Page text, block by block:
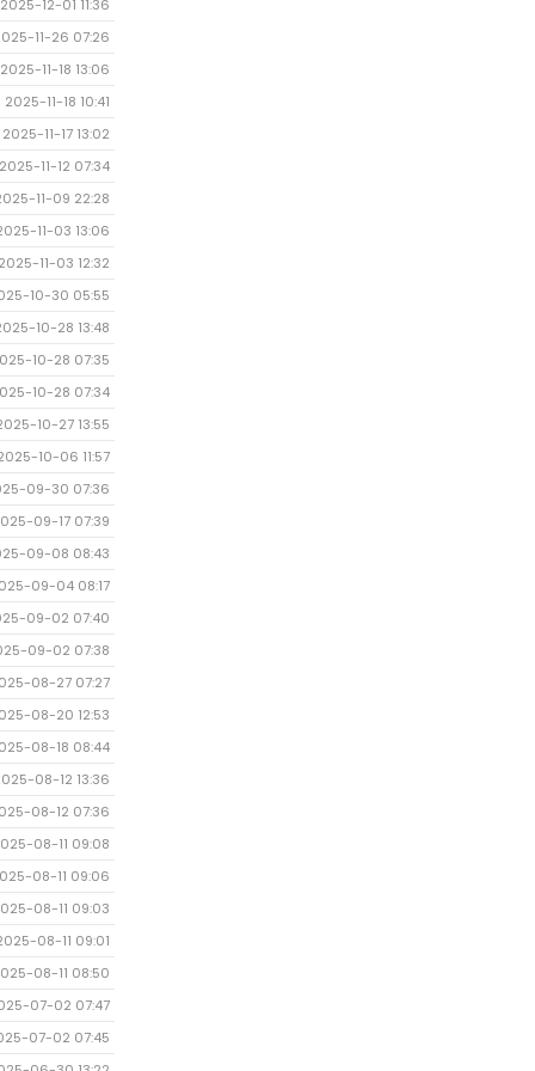
2025-12-01 11:36
11-26 07:26
2025-11-18 13:06
2025-11-18 10:41
2025-11-17 13:02
2025-11-12 07:34
11-09 22:28
11-03 13:06
2025-11-03 12:32
10-30 05:55
10-28 13:48
10-28 07:35
10-28 07:34
10-27 13:55
10-06 11:57
09-30 07:36
09-17 07:39
09-08 08:43
09-04 08:17
09-02 07:40
09-02 07:38
08-27 07:27
08-20 12:53
08-18 08:44
08-12 13:36
08-12 07:36
08-11 09:08
08-11 09:06
08-11 09:03
08-11 09:01
08-11 08:50
07-02 07:47
07-02 07:45